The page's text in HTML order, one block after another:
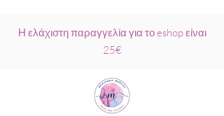
Η ελάχιστη παραγγελία για το eshop είναι
25€